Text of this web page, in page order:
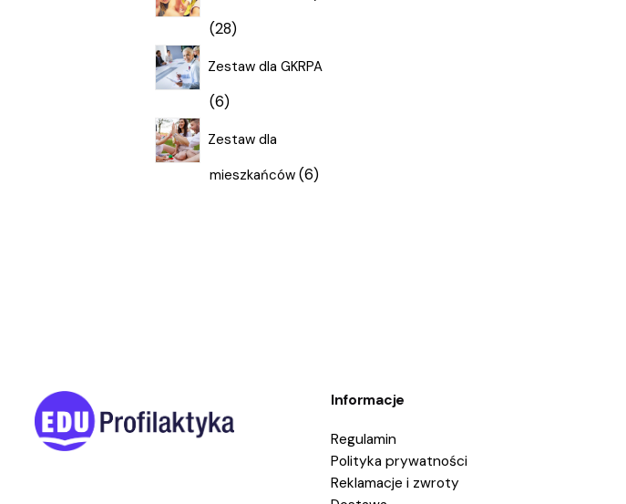
2828
Zestaw dla GKRPA
66
Zestaw dla
mieszkańców 66
Informacje
Regulamin
Polityka prywatności
Reklamacje i zwroty